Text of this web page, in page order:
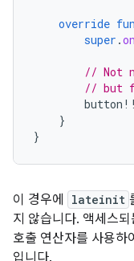
override fun
super .
// Not
// but
button !!
}
}
이 경우에 lateinit
지 않습니다. 액세스
호출 연산자를 사용하
입니다.